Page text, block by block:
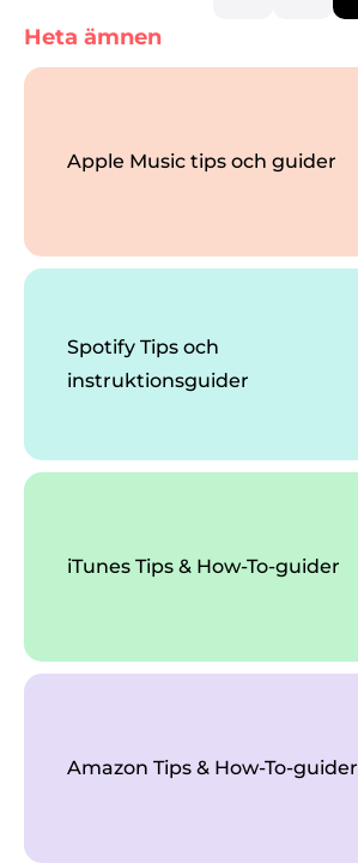
Heta ämnen
Apple Music tips och guider
Spotify Tips och
instruktionsguider
iTunes Tips & How-To-guider
Amazon Tips & How-To-guider